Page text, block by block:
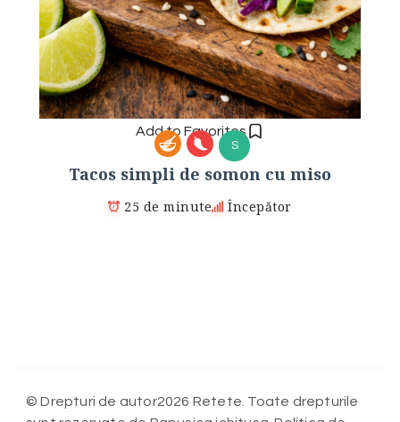
Add to Favorites
S
Tacos simpli de somon cu miso
25 de minute Începător
© Drepturi de autor2026 Retete. Toate drepturile